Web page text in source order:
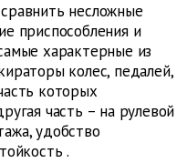
несложные
приспособления и
характерные из
колес, педалей,
которых
часть – на рулевой
удобство
.